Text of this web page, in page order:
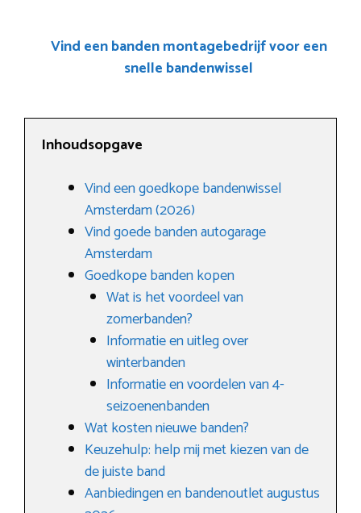
Vind een banden montagebedrijf voor een
snelle bandenwissel
Inhoudsopgave
Vind een goedkope bandenwissel
Amsterdam (2026)
Vind goede banden autogarage
Amsterdam
Goedkope banden kopen
Wat is het voordeel van
zomerbanden?
Informatie en uitleg over
winterbanden
Informatie en voordelen van 4-
seizoenenbanden
Wat kosten nieuwe banden?
Keuzehulp: help mij met kiezen van de
de juiste band
Aanbiedingen en bandenoutlet augustus